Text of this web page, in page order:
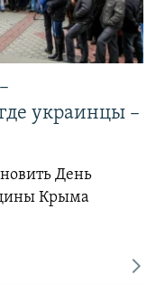
украинцы –
День
Крыма